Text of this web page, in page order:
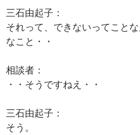
三石由起子：
それって、できないってこと
なこと・・
相談者：
・・そうですねえ・・
三石由起子：
そう。